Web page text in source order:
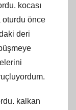
kocası
oturdu önce
deri
kalkan